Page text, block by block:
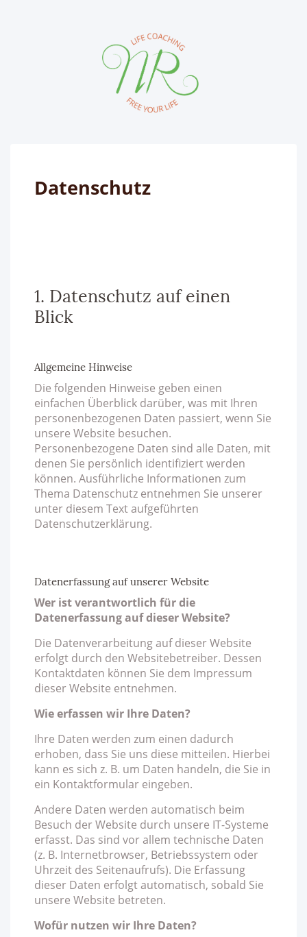
Datenschutz
1. Datenschutz auf einen
Blick
Allgemeine Hinweise
Die folgenden Hinweise geben einen
einfachen Überblick darüber, was mit Ihren
personenbezogenen Daten passiert, wenn Sie
unsere Website besuchen.
Personenbezogene Daten sind alle Daten, mit
denen Sie persönlich identifiziert werden
können. Ausführliche Informationen zum
Thema Datenschutz entnehmen Sie unserer
unter diesem Text aufgeführten
Datenschutzerklärung.
Datenerfassung auf unserer Website
Wer ist verantwortlich für die
Datenerfassung auf dieser Website?
Die Datenverarbeitung auf dieser Website
erfolgt durch den Websitebetreiber. Dessen
Kontaktdaten können Sie dem Impressum
dieser Website entnehmen.
Wie erfassen wir Ihre Daten?
Ihre Daten werden zum einen dadurch
erhoben, dass Sie uns diese mitteilen. Hierbei
kann es sich z. B. um Daten handeln, die Sie in
ein Kontaktformular eingeben.
Andere Daten werden automatisch beim
Besuch der Website durch unsere IT-Systeme
erfasst. Das sind vor allem technische Daten
(z. B. Internetbrowser, Betriebssystem oder
Uhrzeit des Seitenaufrufs). Die Erfassung
dieser Daten erfolgt automatisch, sobald Sie
unsere Website betreten.
Wofür nutzen wir Ihre Daten?